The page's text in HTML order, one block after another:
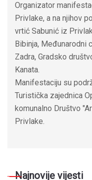
Organizator
Privlake, a na njihov
vrtić Sabunić iz
Bibinja, Međunarodni
Zadra, Gradsko
Kanata.
Manifestaciju su
Turistička zajednica
komunalno Društvo
Privlake.
Najnovije vijesti